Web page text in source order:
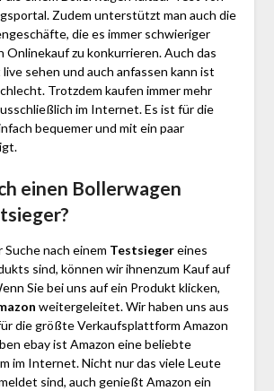
Zudem unterstützt man auch die
die es immer schwieriger
Onlinekauf zu konkurrieren. Auch das
sehen und auch anfassen kann ist
Trotzdem kaufen immer mehr
im Internet. Es ist für die
bequemer und mit ein paar
einen Bollerwagen
nach einem Testsiegereines
sind, können wir ihnenzum Kauf auf
Sie bei uns auf ein Produkt klicken,
weitergeleitet. Wir haben uns aus
die größte Verkaufsplattform Amazon
ebay ist Amazon eine beliebte
im Internet. Nicht nur das viele Leute
sind, auch genießt Amazon ein